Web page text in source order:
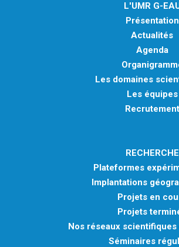
L'UMR G-
Présentation
Actualités
Agenda
Les domaines
Les équipes
Recrutement
RECHERCHE
Plateformes
Implantations
Projets en
Projets
Nos réseaux
Séminaires